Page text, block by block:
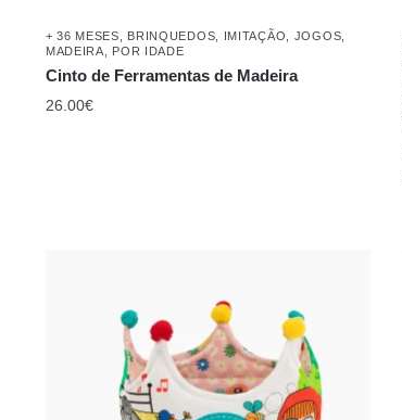
+ 36 MESES BRINQUEDOS IMITAÇÃO JOGOS
MADEIRA
POR IDADE
Cinto de Ferramentas de Madeira
26.00€